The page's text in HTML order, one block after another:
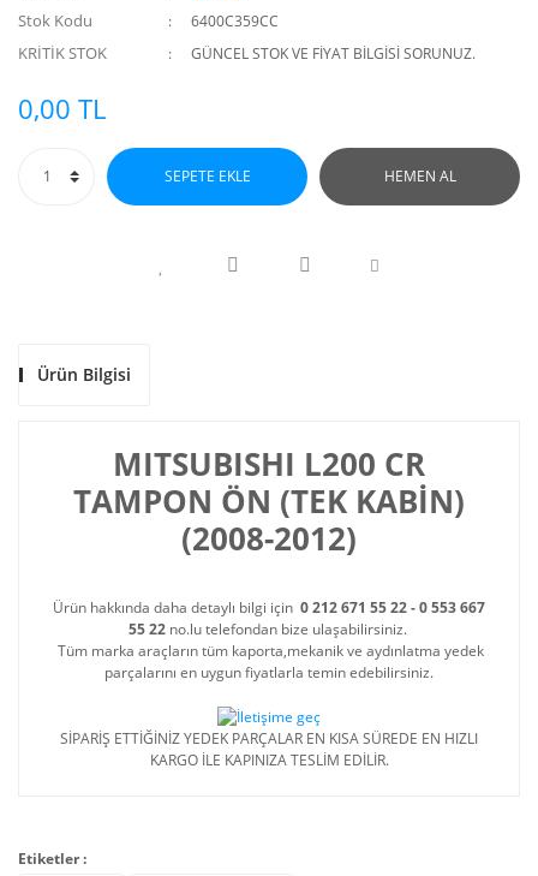
Stok Kodu 6400C359CC
KRİTİK STOK GÜNCEL STOK VE FİYAT BİLGİSİ SORUNUZ.
0,00 TL
SEPETE EKLE HEMEN AL
Ürün Bilgisi
MITSUBISHI L200 CR
TAMPON ÖN (TEK KABİN)
(2008-2012)
Ürün hakkında daha detaylı bilgi için 0 212 671 55 22 - 0 553 667
55 22no.lu telefondan bize ulaşabilirsiniz.
Tüm marka araçların tüm kaporta,mekanik ve aydınlatma yedek
parçalarını en uygun fiyatlarla temin edebilirsiniz.
SİPARİŞ ETTİĞİNİZ YEDEK PARÇALAR EN KISA SÜREDE EN HIZLI
KARGO İLE KAPINIZA TESLİM EDİLİR.
Etiketler :